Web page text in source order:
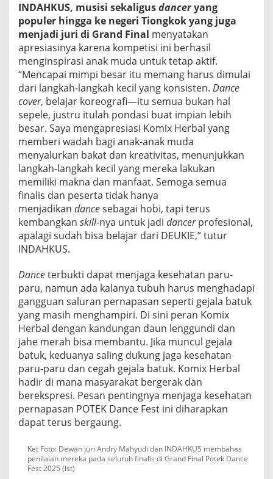
INDAHKUS, musisi sekaligusdanceryang
populer hingga ke negeri Tiongkok yang juga
menjadi juri di Grand Final menyatakan
apresiasinya karena kompetisi ini berhasil
menginspirasi anak muda untuk tetap aktif.
“Mencapai mimpi besar itu memang harus dimulai
dari langkah-langkah kecil yang konsisten. Dance
cover, belajar koreografi—itu semua bukan hal
sepele, justru itulah pondasi buat impian lebih
besar. Saya mengapresiasi Komix Herbal yang
memberi wadah bagi anak-anak muda
menyalurkan bakat dan kreativitas, menunjukkan
langkah-langkah kecil yang mereka lakukan
memiliki makna dan manfaat. Semoga semua
finalis dan peserta tidak hanya
menjadikan dancesebagai hobi, tapi terus
kembangkan skill-nya untuk jadi dancerprofesional,
apalagi sudah bisa belajar dari DEUKIE,” tutur
INDAHKUS.
Danceterbukti dapat menjaga kesehatan paru-
paru, namun ada kalanya tubuh harus menghadapi
gangguan saluran pernapasan seperti gejala batuk
yang masih menghampiri. Di sini peran Komix
Herbal dengan kandungan daun lenggundi dan
jahe merah bisa membantu. Jika muncul gejala
batuk, keduanya saling dukung jaga kesehatan
paru-paru dan cegah gejala batuk. Komix Herbal
hadir di mana masyarakat bergerak dan
berekspresi. Pesan pentingnya menjaga kesehatan
pernapasan POTEK Dance Fest ini diharapkan
dapat terus bergaung.
Ket Foto: Dewan juri Andry Mahyudi dan INDAHKUS membahas
penilaian mereka pada seluruh finalis di Grand Final Potek Dance
Fest 2025 (ist)